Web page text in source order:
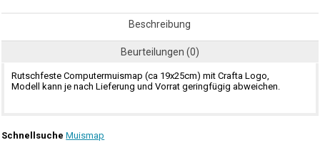
Beschreibung
Beurteilungen (0)
Rutschfeste Computermuismap (ca 19x25cm) mit Crafta Logo,
Modell kann je nach Lieferung und Vorrat geringfügig abweichen.
Schnellsuche Muismap